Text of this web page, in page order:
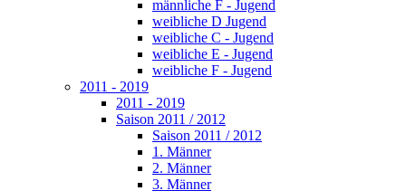
männliche F - Jugend
weibliche D Jugend
weibliche C - Jugend
weibliche E - Jugend
weibliche F - Jugend
2011 - 2019
2011 - 2019
Saison 2011 / 2012
Saison 2011 / 2012
1. Männer
2. Männer
3. Männer